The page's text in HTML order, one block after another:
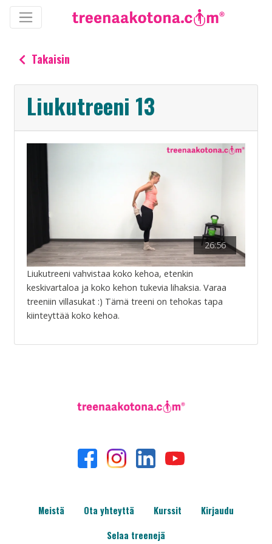
Takaisin
Liukutreeni 13
26:56
Liukutreeni vahvistaa koko kehoa, etenkin
keskivartaloa ja koko kehon tukevia lihaksia. Varaa
treeniin villasukat :) Tämä treeni on tehokas tapa
kiinteyttää koko kehoa.
Meistä Ota yhteyttä Kurssit
Kirjaudu
Selaa treenejä